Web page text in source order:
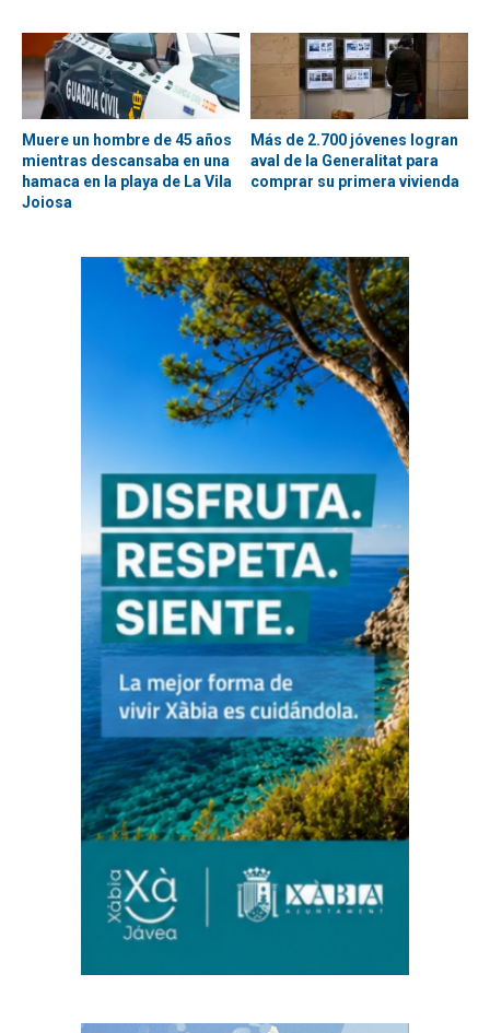
Muere un hombre de 45 años
mientras descansaba en una
hamaca en la playa de La Vila
Joiosa
Más de 2.700 jóvenes logran
aval de la Generalitat para
comprar su primera vivienda